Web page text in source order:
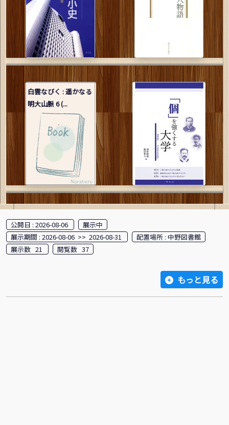
白雲なびく : 遥かなる
明大山脈 6 (...
公開日 : 2026-08-06
展示中
展示期間 : 2026-08-06 >> 2026-08-31
配置場所 : 中野図書館
展示数 21
閲覧数 37
もっと見る